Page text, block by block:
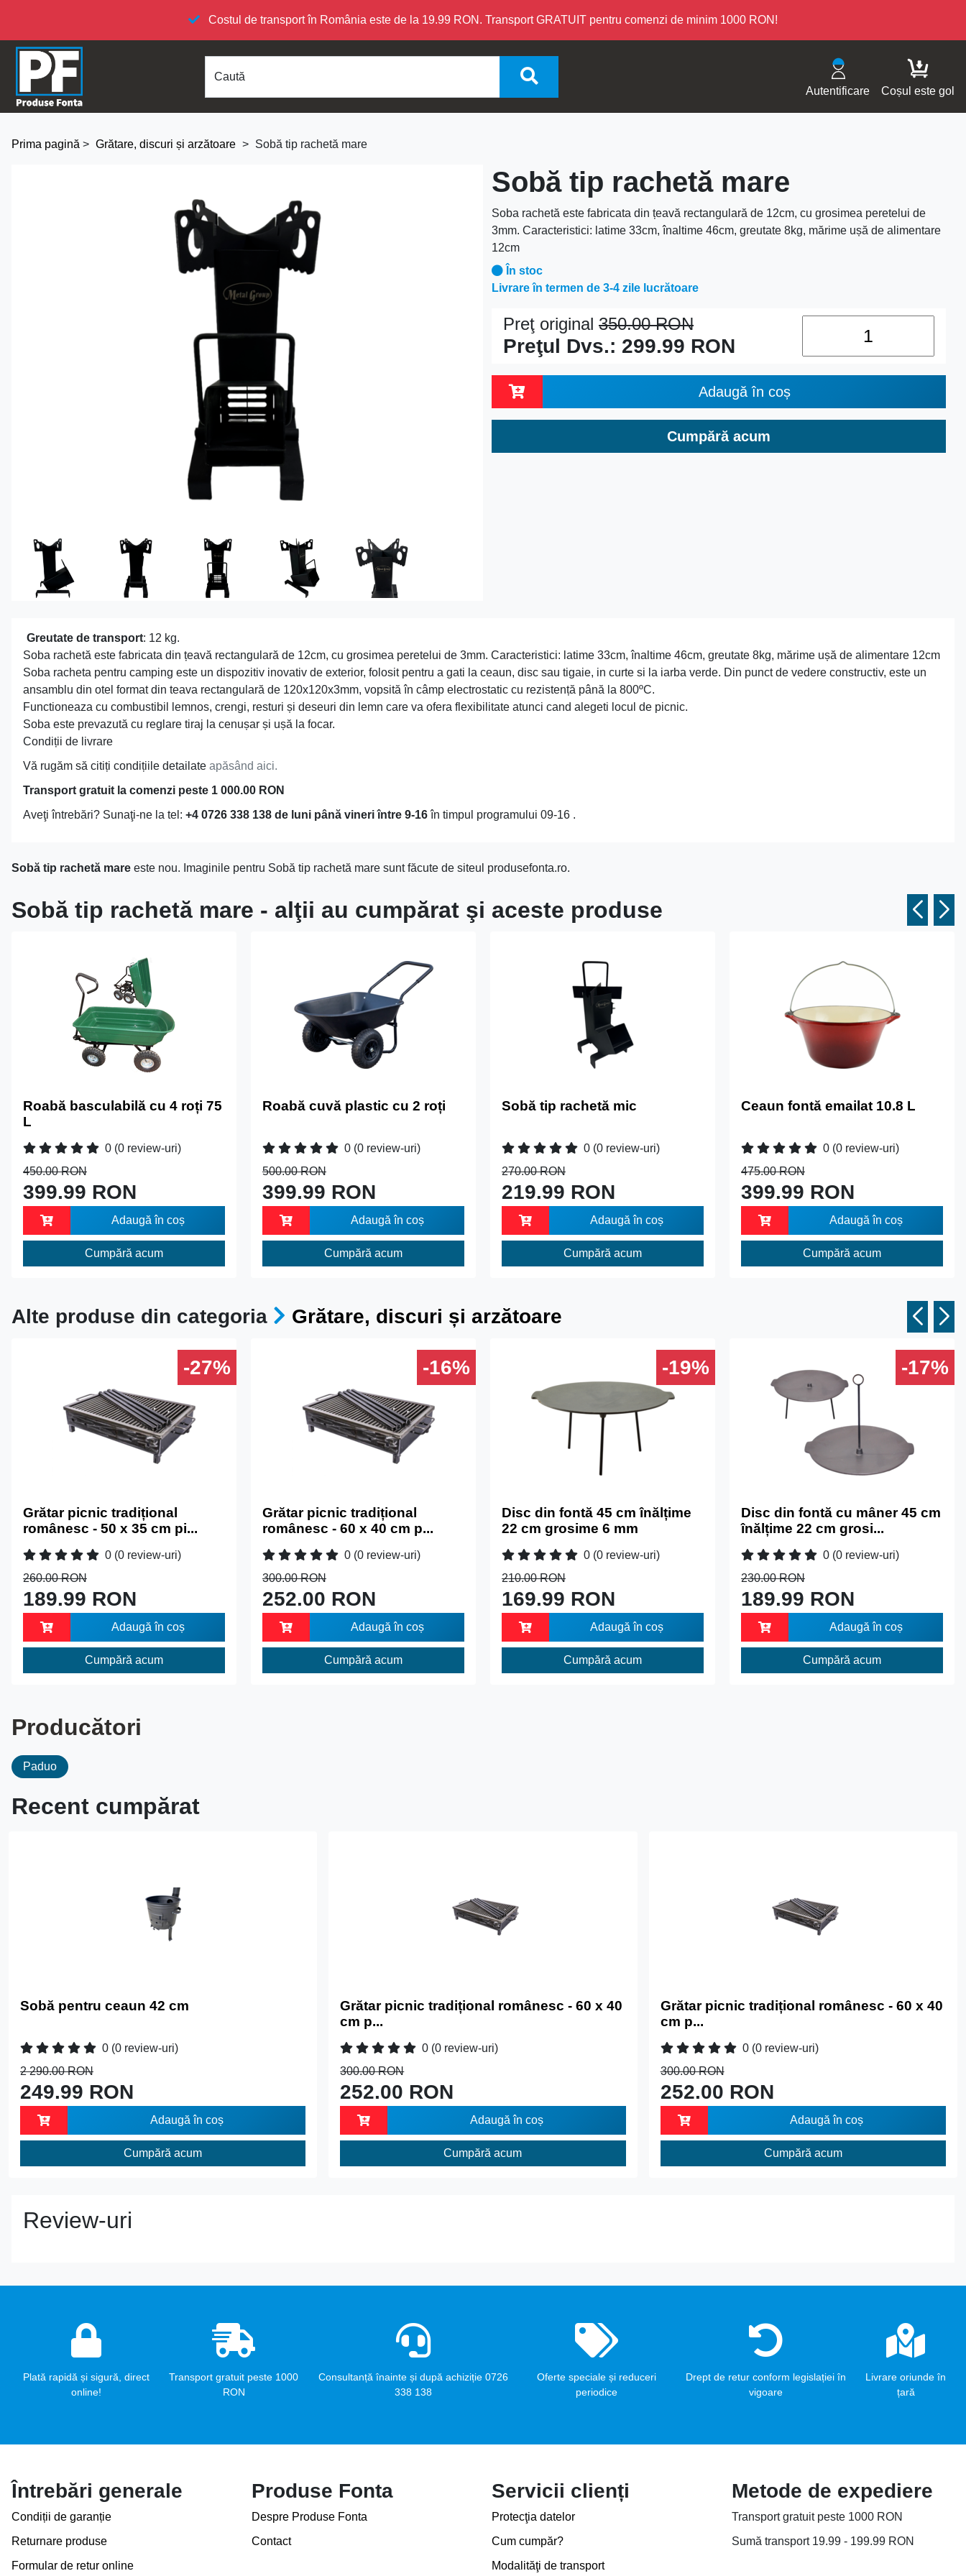
Costul de transport în România este de la 19.99 RON. Transport GRATUIT pentru comenzi de minim 1000 RON!
Caută
Autentificare
Coșul este gol
Prima pagină > Grătare, discuri și arzătoare > Sobă tip rachetă mare
Sobă tip rachetă mare
Soba rachetă este fabricata din țeavă rectangulară de 12cm, cu grosimea peretelui de
3mm. Caracteristici: latime 33cm, înaltime 46cm, greutate 8kg, mărime ușă de alimentare
12cm
În stoc
Livrare în termen de 3-4 zile lucrătoare
Preţ original 350.00RON
Preţul Dvs.: 299.99 RON
Adaugă în coș
Cumpără acum
Greutate de transport: 12 kg.
Soba rachetă este fabricata din țeavă rectangulară de 12cm, cu grosimea peretelui de 3mm. Caracteristici: latime 33cm, înaltime 46cm, greutate 8kg, mărime ușă de alimentare 12cm
Soba racheta pentru camping este un dispozitiv inovativ de exterior, folosit pentru a gati la ceaun, disc sau tigaie, in curte si la iarba verde. Din punct de vedere constructiv, este un
ansamblu din otel format din teava rectangulară de 120x120x3mm, vopsită în câmp electrostatic cu rezistență până la 800ºC.
Functioneaza cu combustibil lemnos, crengi, resturi și deseuri din lemn care va ofera flexibilitate atunci cand alegeti locul de picnic.
Soba este prevazută cu reglare tiraj la cenușar și ușă la focar.
Condiții de livrare
Vă rugăm să citiți condițiile detailate apăsând aici.
Transport gratuit la comenzi peste 1 000.00 RON
Aveţi întrebări? Sunaţi-ne la tel: +4 0726 338 138 de luni până vineri între 9-16în timpul programului 09-16 .
Sobă tip rachetă mare este nou. Imaginile pentru Sobă tip rachetă mare sunt făcute de siteul produsefonta.ro.
Sobă tip rachetă mare - alţii au cumpărat şi aceste produse
Roabă basculabilă cu 4 roți 75
L
0 (0 review-uri)
450.00 RON
399.99 RON
Adaugă în coș
Cumpără acum
Roabă cuvă plastic cu 2 roți
0 (0 review-uri)
500.00 RON
399.99 RON
Adaugă în coș
Cumpără acum
Sobă tip rachetă mic
0 (0 review-uri)
270.00 RON
219.99 RON
Adaugă în coș
Cumpără acum
Ceaun fontă emailat 10.8 L
0 (0 review-uri)
475.00 RON
399.99 RON
Adaugă în coș
Cumpără acum
Alte produse din categoria Grătare, discuri și arzătoare
-27%
Grătar picnic tradițional
românesc - 50 x 35 cm pi...
0 (0 review-uri)
260.00 RON
189.99 RON
Adaugă în coș
Cumpără acum
-16%
Grătar picnic tradițional
românesc - 60 x 40 cm p...
0 (0 review-uri)
300.00 RON
252.00 RON
Adaugă în coș
Cumpără acum
-19%
Disc din fontă 45 cm înălțime
22 cm grosime 6 mm
0 (0 review-uri)
210.00 RON
169.99 RON
Adaugă în coș
Cumpără acum
-17%
Disc din fontă cu mâner 45 cm
înălțime 22 cm grosi...
0 (0 review-uri)
230.00 RON
189.99 RON
Adaugă în coș
Cumpără acum
Producători
Paduo
Recent cumpărat
Sobă pentru ceaun 42 cm
0 (0 review-uri)
2 290.00 RON
249.99 RON
Adaugă în coș
Cumpără acum
Grătar picnic tradițional românesc - 60 x 40
cm p...
0 (0 review-uri)
300.00 RON
252.00 RON
Adaugă în coș
Cumpără acum
Grătar picnic tradițional românesc - 60 x 40
cm p...
0 (0 review-uri)
300.00 RON
252.00 RON
Adaugă în coș
Cumpără acum
Review-uri
Plată rapidă și sigură, direct
online!
Transport gratuit peste 1000
RON
Consultanță înainte și după achiziție 0726
338 138
Oferte speciale și reduceri
periodice
Drept de retur conform legislației în
vigoare
Livrare oriunde în
țară
Întrebări generale
Condiții de garanție
Returnare produse
Formular de retur online
Produse Fonta
Despre Produse Fonta
Contact
Servicii clienți
Protecţia datelor
Cum cumpăr?
Modalităţi de transport
Metode de expediere
Transport gratuit peste 1000 RON
Sumă transport 19.99 - 199.99 RON